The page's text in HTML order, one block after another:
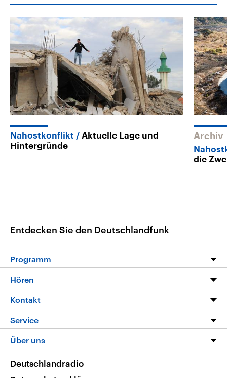
Nahostkonflikt
Aktuelle Lage und
Hintergründe
Archiv
die
Entdecken Sie den Deutschlandfunk
Programm
Programm
Die Nachrichten
Nachrichtenleicht
Neue Beiträge auf dlf.de
Hören
Livestream
Podcasts
Deutschlandfunk App
Nachrichten App
Kontakt
Hörerservice
Service
FAQ
Veranstaltungen
Über uns
Deutschlandradio